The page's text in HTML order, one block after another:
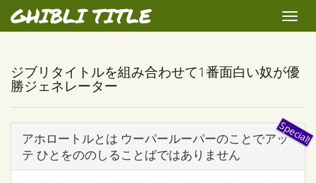
GHIBLI TITLE
Toggle
ジブリタイトルを組み合わせて1番面白い奴が優
勝ジェネレーター
アホロートルとは ウーパールーパーのことでアッ
テ ひとをののしることばではありません